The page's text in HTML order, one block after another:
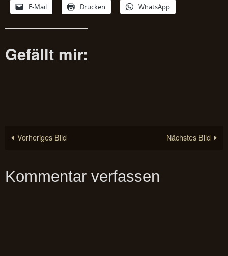
E-Mail Drucken WhatsApp
Gefällt mir:
Vorheriges Bild Nächstes Bild
Kommentar verfassen